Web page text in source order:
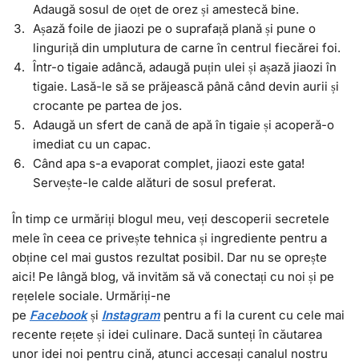
Adaugă sosul de oțet de orez și amestecă bine.
Așază foile de jiaozi pe o suprafață plană și pune o
linguriță din umplutura de carne în centrul fiecărei foi.
Într-o tigaie adâncă, adaugă puțin ulei și așază jiaozi în
tigaie. Lasă-le să se prăjească până când devin aurii și
crocante pe partea de jos.
Adaugă un sfert de cană de apă în tigaie și acoperă-o
imediat cu un capac.
Când apa s-a evaporat complet, jiaozi este gata!
Servește-le calde alături de sosul preferat.
În timp ce urmăriți blogul meu, veți descoperii secretele
mele în ceea ce privește tehnica și ingrediente pentru a
obține cel mai gustos rezultat posibil. Dar nu se oprește
aici! Pe lângă blog, vă invităm să vă conectați cu noi și pe
rețelele sociale. Urmăriți-ne
pe Facebookși Instagram pentru a fi la curent cu cele mai
recente rețete și idei culinare. Dacă sunteți în căutarea
unor idei noi pentru cină, atunci accesați canalul nostru